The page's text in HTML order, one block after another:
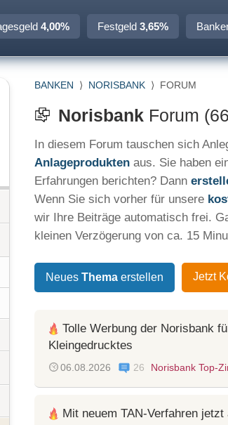
4,00% Festgeld 3,65%
BANKEN ⟩ NORISBANK ⟩ FORUM
Norisbank Forum
In diesem Forum tauschen sich
Anlageprodukten aus. Sie haben
Erfahrungen berichten? Dann
Wenn Sie sich vorher für unsere
wir Ihre Beiträge automatisch frei.
kleinen Verzögerung von ca. 15
Neues Thema erstellen Jetzt
Tolle Werbung der Norisbank
Kleingedrucktes
06.08.2026 26 Norisbank Top-
Mit neuem TAN-Verfahren